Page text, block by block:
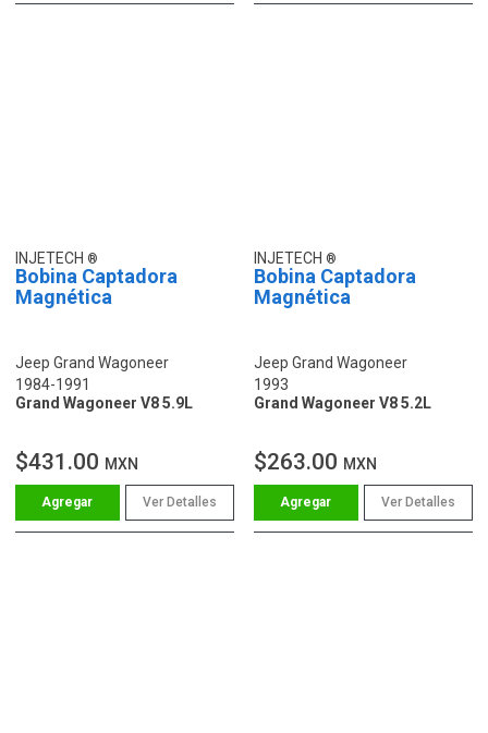
INJETECH
Bobina Captadora
Magnética
Jeep Grand Wagoneer
1984-1991
Grand Wagoneer V8 5.9L
$431.00 MXN
Ver Detalles
INJETECH
Bobina Captadora
Magnética
Jeep Grand Wagoneer
1993
Grand Wagoneer V8 5.2L
$263.00 MXN
Ver Detalles